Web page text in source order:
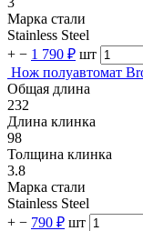
Марка стали
Stainless Steel
+ − 1 790 ₽ шт
Нож полуавтомат
Общая длина
232
Длина клинка
98
Толщина клинка
3.8
Марка стали
Stainless Steel
+ − 790 ₽ шт